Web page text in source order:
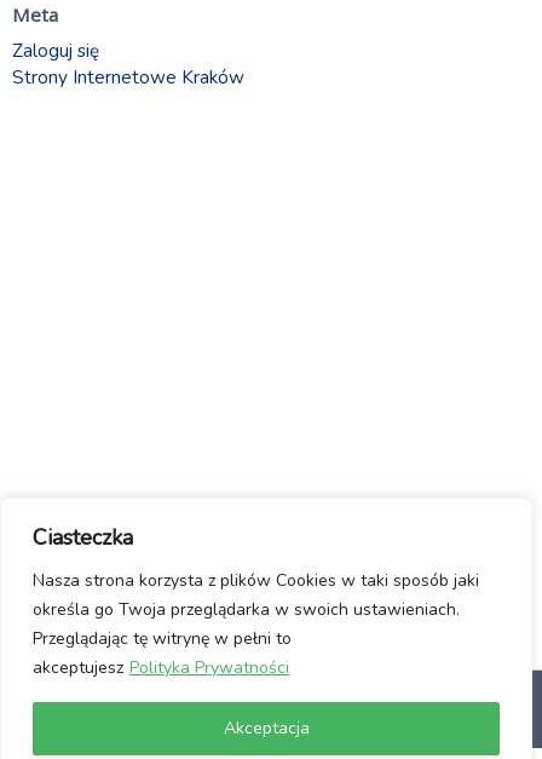
Ciasteczka
Nasza strona korzysta z plików Cookies w taki sposób jaki
określa go Twoja przeglądarka w swoich ustawieniach.
Przeglądając tę witrynę w pełni to
akceptujesz Polityka Prywatności
Akceptacja
Meta
Zaloguj się
Strony Internetowe Kraków
Usuwanie wirusów ze stron www